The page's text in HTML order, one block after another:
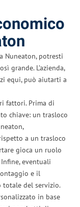
Nuneaton, potresti
grande. L’azienda,
equi, può aiutarti a
fattori. Prima di
chiave: un trasloco
a un trasloco
gioca un ruolo
eventuali
e il
del servizio.
in base